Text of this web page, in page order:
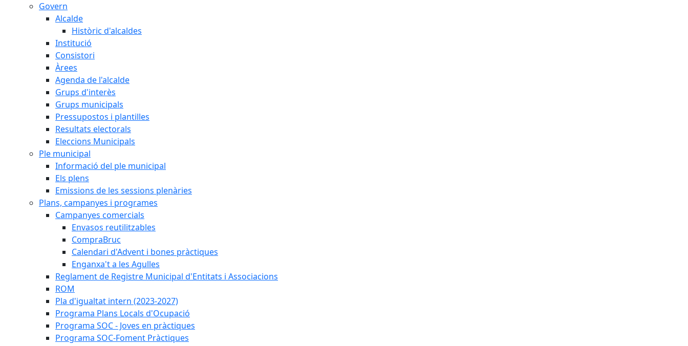
Govern
Alcalde
Històric d'alcaldes
Institució
Consistori
Àrees
Agenda de l'alcalde
Grups d'interès
Grups municipals
Pressupostos i plantilles
Resultats electorals
Eleccions Municipals
Ple municipal
Informació del ple municipal
Els plens
Emissions de les sessions plenàries
Plans, campanyes i programes
Campanyes comercials
Envasos reutilitzables
CompraBruc
Calendari d'Advent i bones pràctiques
Enganxa't a les Agulles
Reglament de Registre Municipal d'Entitats i Associacions
ROM
Pla d'igualtat intern (2023-2027)
Programa Plans Locals d'Ocupació
Programa SOC - Joves en pràctiques
Programa SOC-Foment Pràctiques